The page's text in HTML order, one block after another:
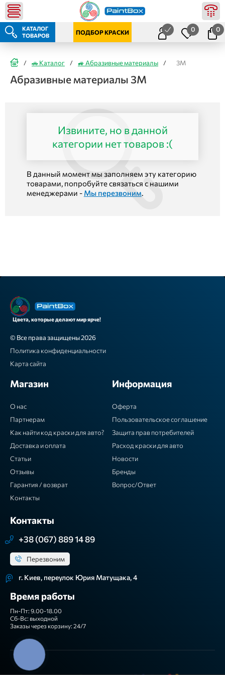
КАТАЛОГ
ТОВАРОВ
ПОДБОР КРАСКИ 0 0
/ 🚗 Каталог / 🚙 Абразивные материалы / 3M
Абразивные материалы 3M
Извините, но в данной
категории нет товаров :(
В данный момент мы заполняем эту категорию
товарами, попробуйте связаться с нашими
менеджерами - Мы перезвоним
Цвета, которые делают мир ярче!
© Все права защищены 2026
Политика конфиденциальности
Карта сайта
Магазин
О нас
Партнерам
Как найти код краски для авто?
Доставка и оплата
Статьи
Отзывы
Гарантия / возврат
Контакты
Информация
Оферта
Пользовательское соглашение
Защита прав потребителей
Расход краски для авто
Новости
Бренды
Вопрос/Ответ
Контакты
+38 (067) 889 14 89
Перезвоним
г. Киев, переулок Юрия Матущака, 4
Время работы
Пн-Пт: 9.00-18.00
Сб-Вс: выходной
Заказы через корзину: 24/7